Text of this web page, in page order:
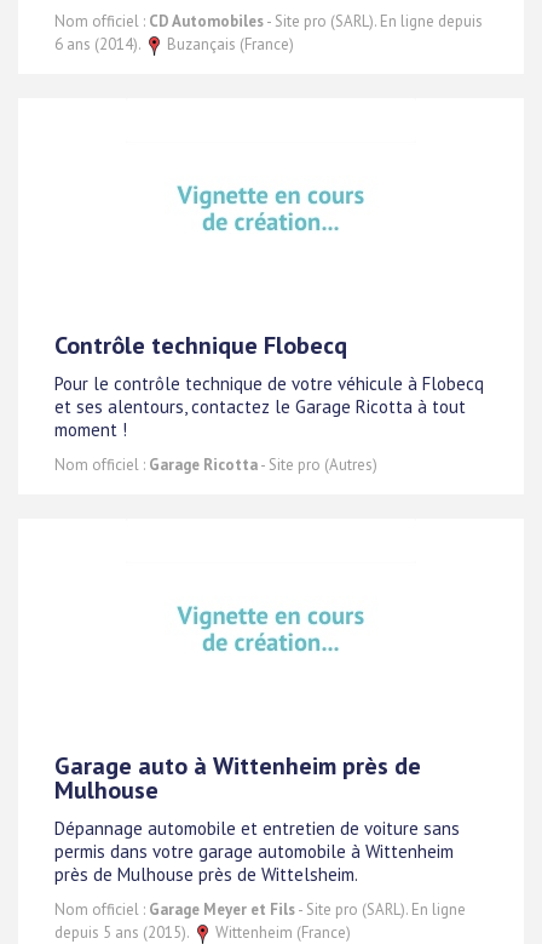
Nom officiel : CD Automobiles- Site pro (SARL). En ligne depuis
6 ans (2014).
Buzançais (France)
Contrôle technique Flobecq
Pour le contrôle technique de votre véhicule à Flobecq
et ses alentours, contactez le Garage Ricotta à tout
moment !
Nom officiel : Garage Ricotta- Site pro (Autres)
Garage auto à Wittenheim près de
Mulhouse
Dépannage automobile et entretien de voiture sans
permis dans votre garage automobile à Wittenheim
près de Mulhouse près de Wittelsheim.
Nom officiel : Garage Meyer et Fils- Site pro (SARL). En ligne
depuis 5 ans (2015).
Wittenheim (France)